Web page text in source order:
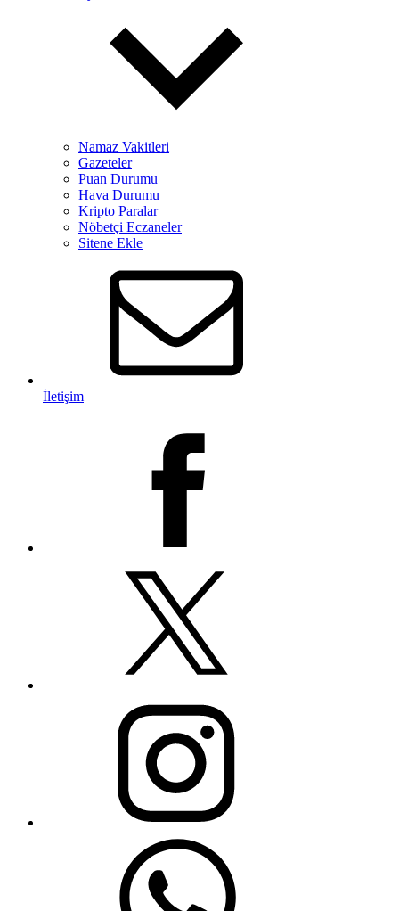
Namaz Vakitleri
Gazeteler
Puan Durumu
Hava Durumu
Kripto Paralar
Nöbetçi Eczaneler
Sitene Ekle
İletişim